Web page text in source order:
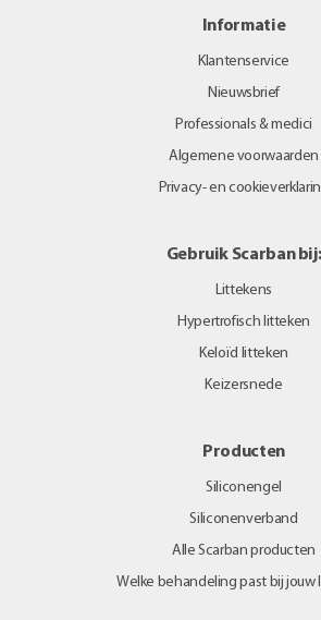
Informatie
Klantenservice
Nieuwsbrief
Professionals & medici
Algemene voorwaarden
Privacy- en
Gebruik Scarban bij:
Littekens
Hypertrofisch litteken
Keloïd litteken
Keizersnede
Producten
Siliconengel
Siliconenverband
Alle Scarban producten
Welke behandeling past bij jouw